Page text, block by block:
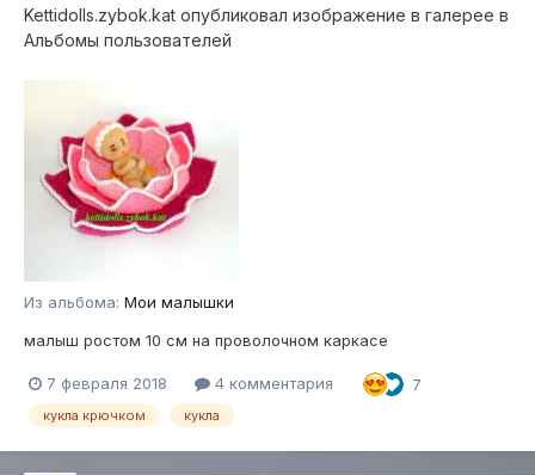
Kettidolls.zybok.kat опубликовал изображение в галерее в
Альбомы пользователей
Из альбома: Мои малышки
малыш ростом 10 см на проволочном каркасе
7 февраля 2018 4 комментария 7
кукла крючком кукла